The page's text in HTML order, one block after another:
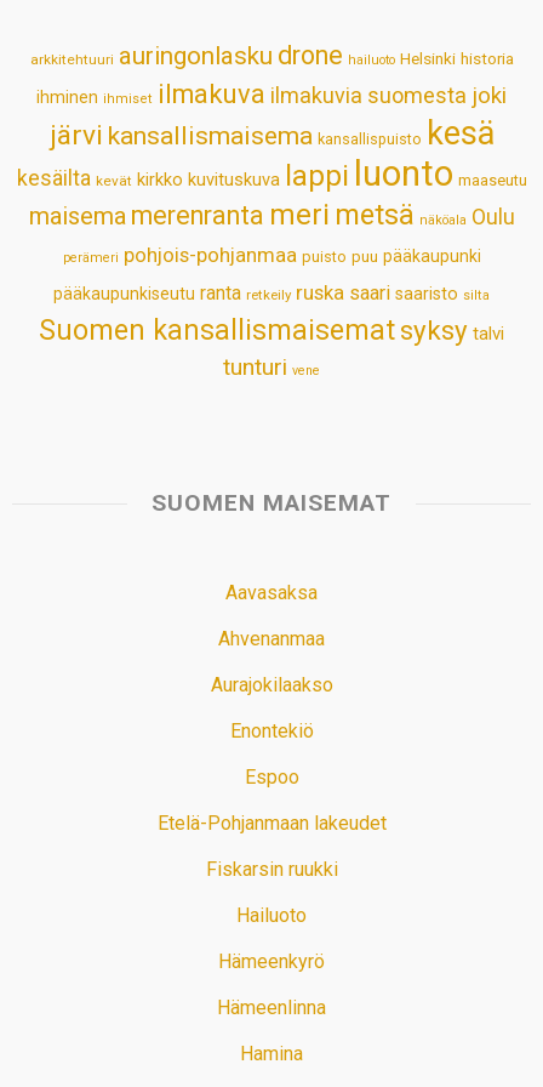
p
k
n
s
t
arkkitehtuuri auringonlasku drone hailuoto Helsinki historia
ihminen ihmiset ilmakuva ilmakuvia suomesta joki
järvi kansallismaisema kansallispuisto kesä
kesäilta kevät kirkko kuvituskuva lappi luonto maaseutu
maisema merenranta meri metsä näköala Oulu
perämeri pohjois-pohjanmaa puisto puu pääkaupunki
pääkaupunkiseutu ranta retkeily ruska saari saaristo silta
Suomen kansallismaisematsyksy talvi
tunturi vene
SUOMEN MAISEMAT
Aavasaksa
Ahvenanmaa
Aurajokilaakso
Enontekiö
Espoo
Etelä-Pohjanmaan lakeudet
Fiskarsin ruukki
Hailuoto
Hämeenkyrö
Hämeenlinna
Hamina